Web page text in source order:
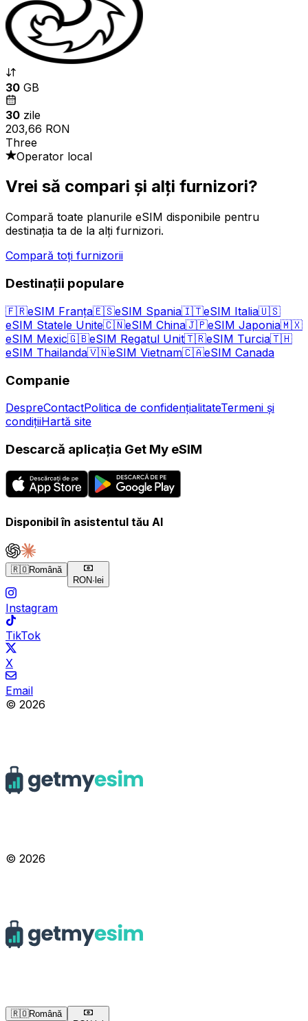
30 GB
30 zile
203,66 RON
Three
Operator local
Vrei să compari și alți furnizori?
Compară toate planurile eSIM disponibile pentru
destinația ta de la alți furnizori.
Compară toți furnizorii
Destinații populare
🇫🇷eSIM Franța🇪🇸eSIM Spania🇮🇹eSIM Italia🇺🇸
eSIM Statele Unite🇨🇳eSIM China🇯🇵eSIM Japonia🇲🇽
eSIM Mexic🇬🇧eSIM Regatul Unit🇹🇷eSIM Turcia🇹🇭
eSIM Thailanda🇻🇳eSIM Vietnam🇨🇦eSIM Canada
Companie
DespreContactPolitica de confidențialitateTermeni și
condițiiHartă site
Descarcă aplicația Get My eSIM
Disponibil în asistentul tău AI
🇷🇴Română
RON·lei
Instagram
TikTok
X
Email
© 2026
© 2026
🇷🇴Română